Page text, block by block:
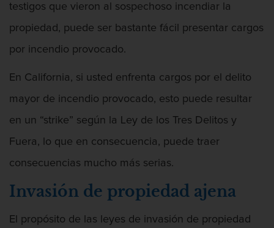
Delitos de Fraude
Fraude A La Compensación A los
Fraude a programas de asistencia
pública
Fraude de Juego
Fraude de seguro de auto
Fraude Del Seguro De Desempleo
testigos que vieron al sospechoso incendiar la
propiedad, puede ser bastante fácil presentar cargos
por incendio provocado.
En California, si usted enfrenta cargos por el delito
mayor de incendio provocado, esto puede resultar
en un “strike” según la Ley de los Tres Delitos y
Fuera, lo que en consecuencia, puede traer
consecuencias mucho más serias.
Invasión de propiedad ajena
El propósito de las leyes de invasión de propiedad